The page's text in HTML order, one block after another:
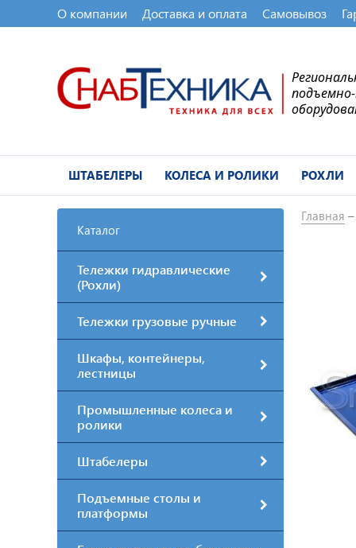
О компании Доставка и оплата Самовывоз
ШТАБЕЛЕРЫ КОЛЕСА И РОЛИКИ РОХЛИ
Каталог
Тележки гидравлические
(Рохли)
Тележки грузовые ручные
Шкафы, контейнеры,
лестницы
Промышленные колеса и
ролики
Штабелеры
Подъемные столы и
платформы
Главная